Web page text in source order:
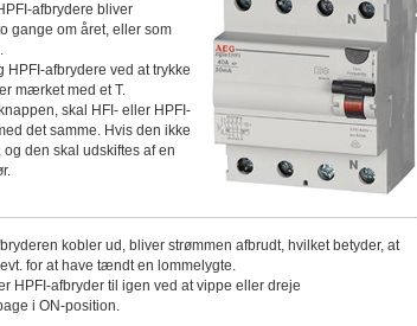
afbrydere bliver
gange om året, eller som
HPFI-afbrydere ved at trykke
mærket med et T.
skal HFI- eller HPFI-
det samme. Hvis den ikke
den skal udskiftes af en
kobler ud, bliver strømmen afbrudt, hvilket betyder, at
for at have tændt en lommelygte.
HPFI-afbryder til igen ved at vippe eller dreje
i ON-position.